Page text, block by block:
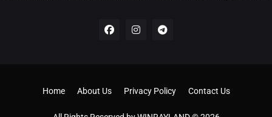
Home About Us Privacy Policy Contact Us